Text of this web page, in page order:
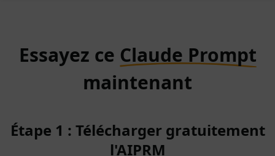
Essayez ce Claude Prompt
maintenant
Étape 1 : Télécharger gratuitement
l'AIPRM